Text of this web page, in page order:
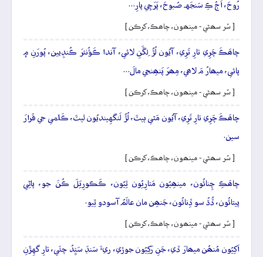
رُوحَ، اَڄُ ڪِ سَنجَهہ صُبوحَ، پَرَچِي پارِ…
[ سُر سھڻي - مينھون، چاھڪ، کرڪن ]
چاھَڪَ چَرِي تارِ تَرِي، آيُون لُڙُ لِڱَنِ لائي، آندا ڪَؤُنئرَ ڪُنڊِيين، پُورَنِ ۾
پائي، ميھارُ مَ لاھي، مِھرَ پَنھِنجي مالَ…
[ سُر سھڻي - مينھون، چاھڪ، کرڪن ]
چاھَڪَ چَرِي تارِ تَرِي، آيُون مَٿي ٻيٽَ، لُڙُ لَنگهِينديُون ليٽَ، ڪَلمي جي قَرارَ
سين.
[ سُر سھڻي - مينھون، چاھڪ، کرڪن ]
چاھَڪِ چِنائُون، مينھِيُون مَتارِيُون ٿِيُون، ڪَڪورِيَلَ ڪُنَ جو، پاڻِي
پيتائُون، ڏُڌُ سو ڏِنائُون، جَنھِن مان عالَمُ آسودو ٿِيو.
[ سُر سھڻي - مينھون، چاھڪ، کرڪن ]
اَکِيُون مُنھُن ميھارَ ڏي، جَنِ رَکِيُون جوڙي، ريءَ سَنڊَ سَيِّدُ چئَي، تارِ گهِڙَنِ